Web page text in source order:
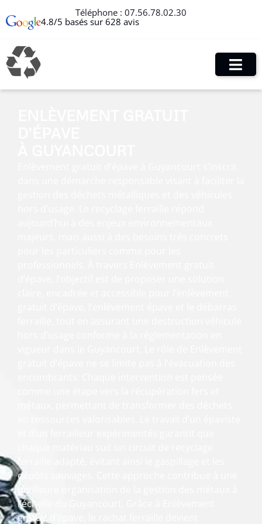
Téléphone : 07.56.78.02.30
4.8/5 basés sur 628 avis
ferraille adapté, évitant ainsi le gaspillage et les
dépôts sauvages. Cette approche contribue à une
meilleure organisation de la gestion des métaux à
l’échelle du Guyancourt. Grâce à Enlèvement
gratuit d’épave, le rachat ferraille devient